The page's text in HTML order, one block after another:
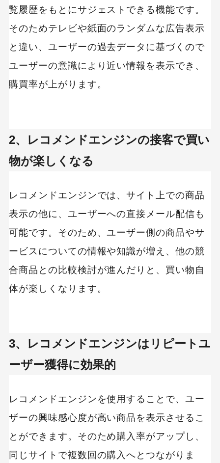
覧履歴をもとにサジェストできる機能です。
そのためテレビや紙面のランダムな広告表示
と違い、ユーザーの過去データに基づくので
ユーザーの意識により近い情報を表示でき、
購買率が上がります。
2、レコメンドエンジンの接客で買い
物が楽しくなる
レコメンドエンジンでは、サイト上での商品
表示の他に、ユーザーへの直接メール配信も
可能です。そのため、ユーザー側の商品やサ
ービスについての情報や知識が増え、他の競
合商品との比較検討が進んだりと、買い物自
体が楽しくなります。
3、レコメンドエンジンはリピートユ
ーザー獲得に効果的
レコメンドエンジンを使用することで、ユー
ザーの興味感心度が高い商品を表示させるこ
とができます。そのため購入率がアップし、
同じサイトで複数回の購入へとつながりま